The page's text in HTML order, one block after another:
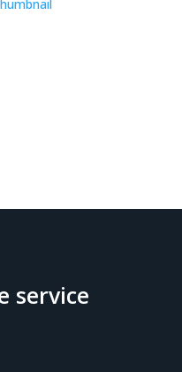
service